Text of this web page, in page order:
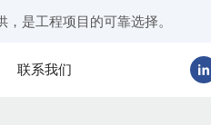
是工程项目的可靠选择。
联系我们